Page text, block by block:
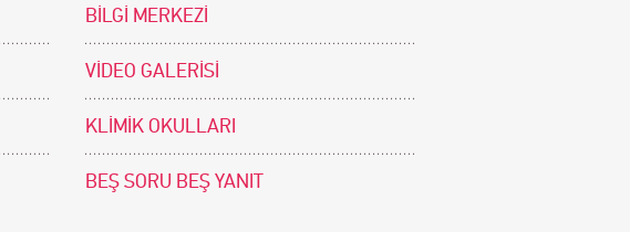
BİLGİ MERKEZİ
VİDEO GALERİSİ
KLİMİK OKULLARI
BEŞ SORU BEŞ YANIT